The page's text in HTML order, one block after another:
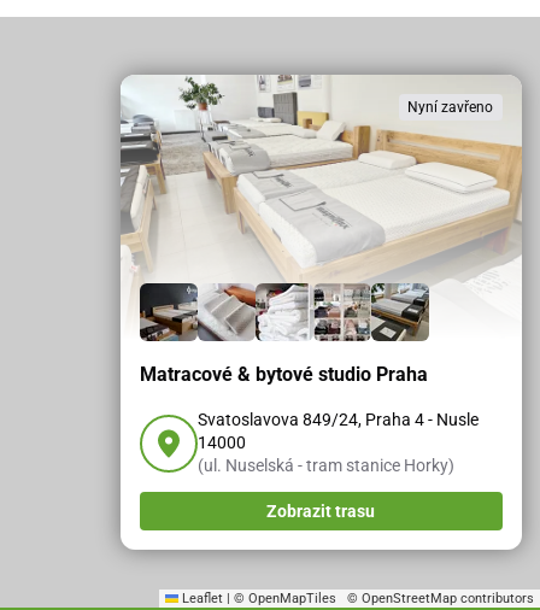
Leaflet © OpenMapTiles © OpenStreetMap contributors
Nyní zavřeno
Matracové & bytové studio Praha
Svatoslavova 849/24, Praha 4 - Nusle
14000
(ul. Nuselská - tram stanice Horky)
Zobrazit trasu